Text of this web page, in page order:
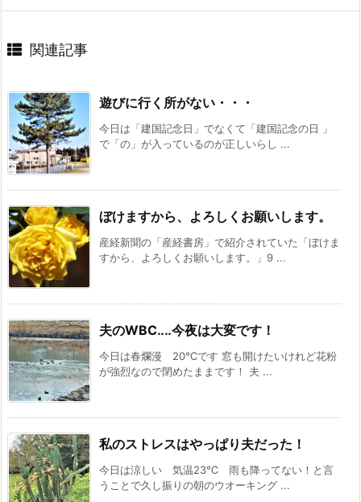
関連記事
遊びに行く所がない・・・
今日は「建国記念日」でなくて「建国記念の日 」
で「の」が入っているのが正しいらし ...
ぼけますから、よろしくお願いします。
産経新聞の「産経書房」で紹介されていた「ぼけま
すから、よろしくお願いします。」9 ...
夫のWBC‥‥今夜は大変です！
今日は春爛漫 20℃です 窓も開けたいけれど花粉
が強烈なので閉めたままです！ 夫 ...
私のストレスはやっぱり夫だった！
今日は涼しい 気温23℃ 雨も降ってない！と言
うことで久し振りの朝のウオーキング ...